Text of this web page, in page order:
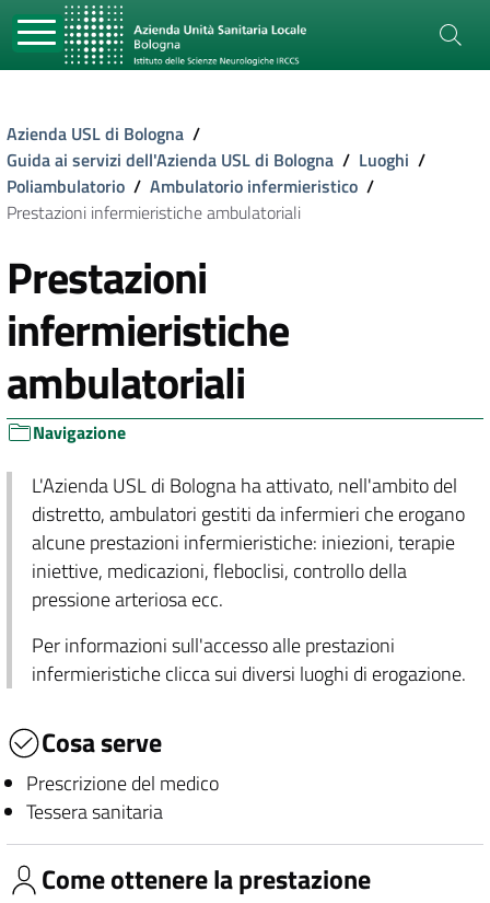
Azienda USL di Bologna /
Guida ai servizi dell'Azienda USL di Bologna / Luoghi /
Poliambulatorio / Ambulatorio infermieristico /
Prestazioni infermieristiche ambulatoriali
Prestazioni
infermieristiche
ambulatoriali
Navigazione
L'Azienda USL di Bologna ha attivato, nell'ambito del
distretto, ambulatori gestiti da infermieri che erogano
alcune prestazioni infermieristiche: iniezioni, terapie
iniettive, medicazioni, fleboclisi, controllo della
pressione arteriosa ecc.
Per informazioni sull'accesso alle prestazioni
infermieristiche clicca sui diversi luoghi di erogazione.
Cosa serve
Prescrizione del medico
Tessera sanitaria
Come ottenere la prestazione